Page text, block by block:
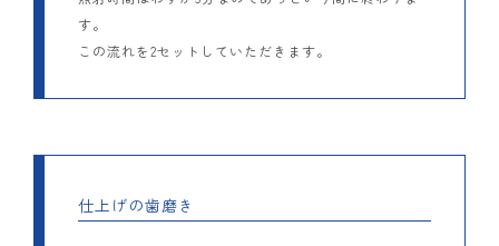
す。
この流れを2セットしていただきます。
仕上げの歯磨き